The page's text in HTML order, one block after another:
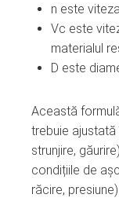
n este
Vc este
materialul
D este
Această
trebuie
strunjire,
condițiile de
răcire,